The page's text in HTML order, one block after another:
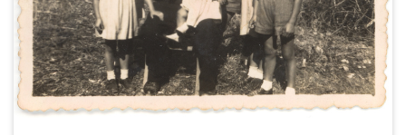
dopoguerra.
La stampa misura 6x10,5 cm.